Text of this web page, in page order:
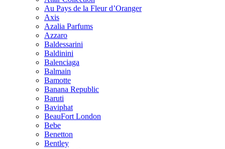
Au Pays de la Fleur d’Oranger
Axis
Azalia Parfums
Azzaro
Baldessarini
Baldinini
Balenciaga
Balmain
Bamotte
Banana Republic
Baruti
Baviphat
BeauFort London
Bebe
Benetton
Bentley